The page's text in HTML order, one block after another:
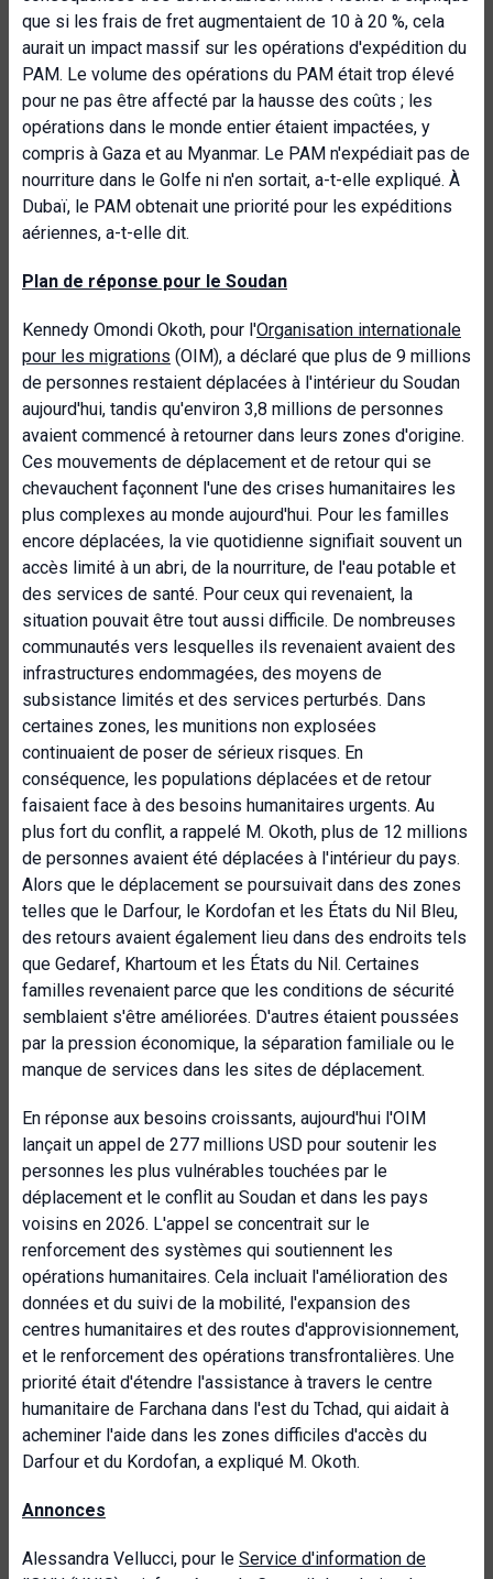
que si les frais de fret augmentaient de 10 à 20 %, cela
aurait un impact massif sur les opérations d'expédition du
PAM. Le volume des opérations du PAM était trop élevé
pour ne pas être affecté par la hausse des coûts ; les
opérations dans le monde entier étaient impactées, y
compris à Gaza et au Myanmar. Le PAM n'expédiait pas de
nourriture dans le Golfe ni n'en sortait, a-t-elle expliqué. À
Dubaï, le PAM obtenait une priorité pour les expéditions
aériennes, a-t-elle dit.
Plan de réponse pour le Soudan
Kennedy Omondi Okoth, pour l'Organisation internationale
pour les migrations (OIM), a déclaré que plus de 9 millions
de personnes restaient déplacées à l'intérieur du Soudan
aujourd'hui, tandis qu'environ 3,8 millions de personnes
avaient commencé à retourner dans leurs zones d'origine.
Ces mouvements de déplacement et de retour qui se
chevauchent façonnent l'une des crises humanitaires les
plus complexes au monde aujourd'hui. Pour les familles
encore déplacées, la vie quotidienne signifiait souvent un
accès limité à un abri, de la nourriture, de l'eau potable et
des services de santé. Pour ceux qui revenaient, la
situation pouvait être tout aussi difficile. De nombreuses
communautés vers lesquelles ils revenaient avaient des
infrastructures endommagées, des moyens de
subsistance limités et des services perturbés. Dans
certaines zones, les munitions non explosées
continuaient de poser de sérieux risques. En
conséquence, les populations déplacées et de retour
faisaient face à des besoins humanitaires urgents. Au
plus fort du conflit, a rappelé M. Okoth, plus de 12 millions
de personnes avaient été déplacées à l'intérieur du pays.
Alors que le déplacement se poursuivait dans des zones
telles que le Darfour, le Kordofan et les États du Nil Bleu,
des retours avaient également lieu dans des endroits tels
que Gedaref, Khartoum et les États du Nil. Certaines
familles revenaient parce que les conditions de sécurité
semblaient s'être améliorées. D'autres étaient poussées
par la pression économique, la séparation familiale ou le
manque de services dans les sites de déplacement.
En réponse aux besoins croissants, aujourd'hui l'OIM
lançait un appel de 277 millions USD pour soutenir les
personnes les plus vulnérables touchées par le
déplacement et le conflit au Soudan et dans les pays
voisins en 2026. L'appel se concentrait sur le
renforcement des systèmes qui soutiennent les
opérations humanitaires. Cela incluait l'amélioration des
données et du suivi de la mobilité, l'expansion des
centres humanitaires et des routes d'approvisionnement,
et le renforcement des opérations transfrontalières. Une
priorité était d'étendre l'assistance à travers le centre
humanitaire de Farchana dans l'est du Tchad, qui aidait à
acheminer l'aide dans les zones difficiles d'accès du
Darfour et du Kordofan, a expliqué M. Okoth.
Annonces
Alessandra Vellucci, pour le Service d'information de